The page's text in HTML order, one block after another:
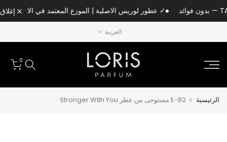
الانتقال
إلى
✓ عطور لوريس الاصلية | الموزع المعتمد في إغلاق
العربية
0
الرئيسية E-82 مستوحى من عطر Stronger With You